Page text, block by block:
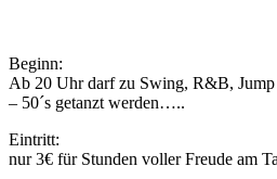
Beginn:
Ab 20 Uhr darf zu Swing, R&B, Jump
– 50´s getanzt werden…..
Eintritt:
nur 3€ für Stunden voller Freude am